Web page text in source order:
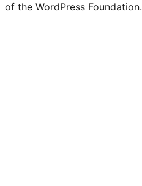
of the WordPress Foundation.